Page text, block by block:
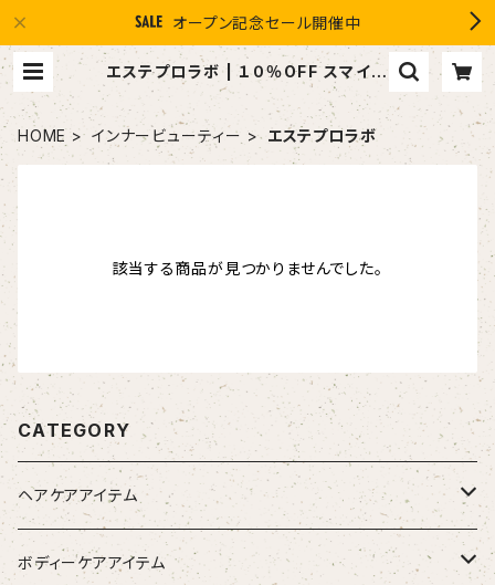
オープン記念セール開催中
エステプロラボ | １０％OFF スマイル
グループ感謝店 #イマヘア the U
強髪
HOME
インナービューティー エステプロラボ
該当する商品が見つかりませんでした。
CATEGORY
ヘアケアアイテム
シャンプー
ボディーケアアイテム